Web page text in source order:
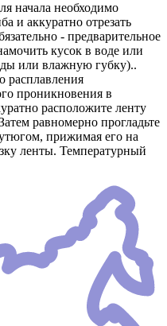
начала необходимо
и аккуратно отрезать
- предварительное
кусок в воде или
или влажную губку)..
расплавления
проникновения в
расположите ленту
равномерно прогладьте
прижимая его на
ленты. Температурный